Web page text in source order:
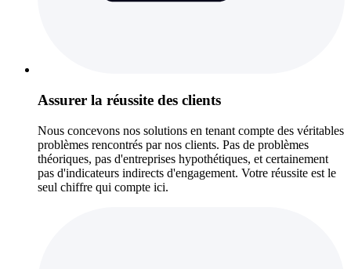
Assurer la réussite des clients
Nous concevons nos solutions en tenant compte des véritables
problèmes rencontrés par nos clients. Pas de problèmes
théoriques, pas d'entreprises hypothétiques, et certainement
pas d'indicateurs indirects d'engagement. Votre réussite est le
seul chiffre qui compte ici.